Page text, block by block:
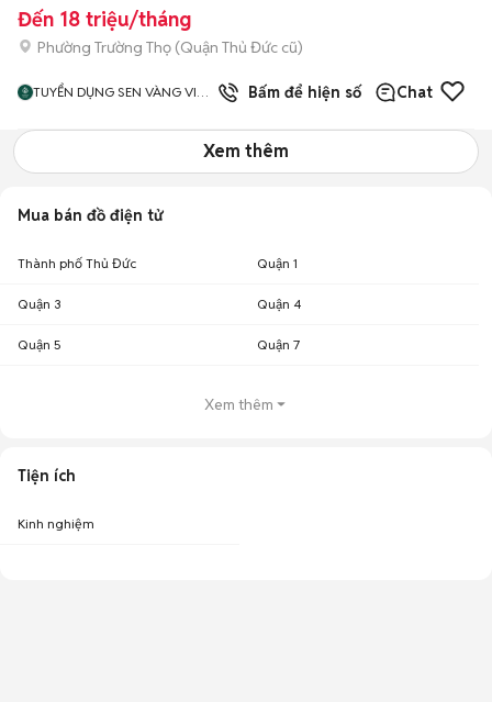
Đến 18 triệu/tháng
Phường Trường Thọ (Quận Thủ Đức cũ)
TUYỂN DỤNG SEN VÀNG VIỆT
Bấm để hiện số Chat
Xem thêm
Mua bán đồ điện tử
Thành phố Thủ Đức Quận 1
Quận 3 Quận 4
Quận 5 Quận 7
Xem thêm
Tiện ích
Kinh nghiệm